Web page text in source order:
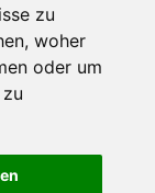
zu
woher
oder um